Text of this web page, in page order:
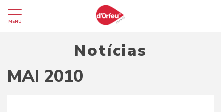
MENU
Notícias
MAI 2010